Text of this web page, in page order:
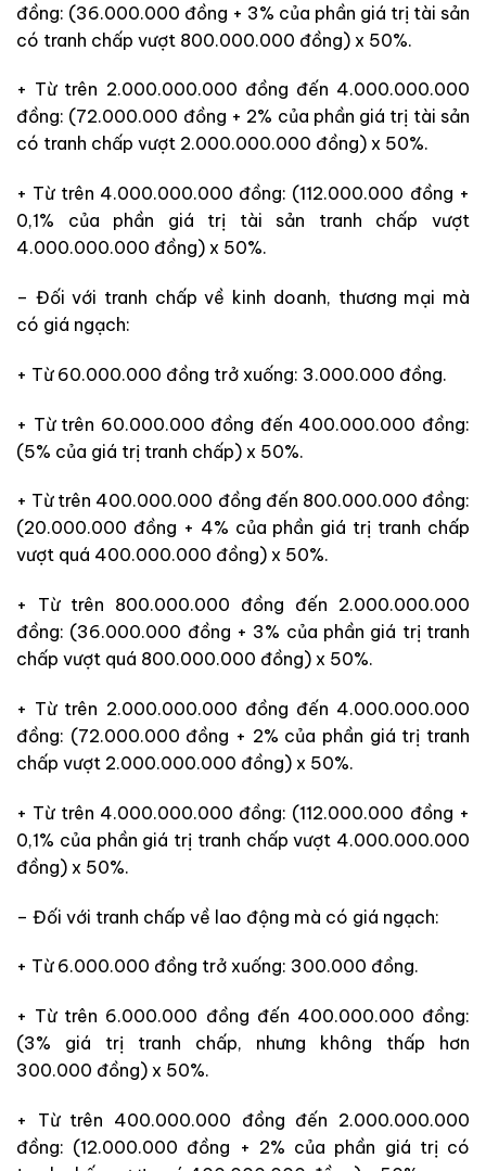
đồng: (36.000.000 đồng + 3% của phần giá trị tài sản
có tranh chấp vượt 800.000.000 đồng) x 50%.
+ Từ trên 2.000.000.000 đồng đến 4.000.000.000
đồng: (72.000.000 đồng + 2% của phần giá trị tài sản
có tranh chấp vượt 2.000.000.000 đồng) x 50%.
+ Từ trên 4.000.000.000 đồng: (112.000.000 đồng +
0,1% của phần giá trị tài sản tranh chấp vượt
4.000.000.000 đồng) x 50%.
– Đối với tranh chấp về kinh doanh, thương mại mà
có giá ngạch:
+ Từ 60.000.000 đồng trở xuống: 3.000.000 đồng.
+ Từ trên 60.000.000 đồng đến 400.000.000 đồng:
(5% của giá trị tranh chấp) x 50%.
+ Từ trên 400.000.000 đồng đến 800.000.000 đồng:
(20.000.000 đồng + 4% của phần giá trị tranh chấp
vượt quá 400.000.000 đồng) x 50%.
+ Từ trên 800.000.000 đồng đến 2.000.000.000
đồng: (36.000.000 đồng + 3% của phần giá trị tranh
chấp vượt quá 800.000.000 đồng) x 50%.
+ Từ trên 2.000.000.000 đồng đến 4.000.000.000
đồng: (72.000.000 đồng + 2% của phần giá trị tranh
chấp vượt 2.000.000.000 đồng) x 50%.
+ Từ trên 4.000.000.000 đồng: (112.000.000 đồng +
0,1% của phần giá trị tranh chấp vượt 4.000.000.000
đồng) x 50%.
– Đối với tranh chấp về lao động mà có giá ngạch:
+ Từ 6.000.000 đồng trở xuống: 300.000 đồng.
+ Từ trên 6.000.000 đồng đến 400.000.000 đồng:
(3% giá trị tranh chấp, nhưng không thấp hơn
300.000 đồng) x 50%.
+ Từ trên 400.000.000 đồng đến 2.000.000.000
đồng: (12.000.000 đồng + 2% của phần giá trị có